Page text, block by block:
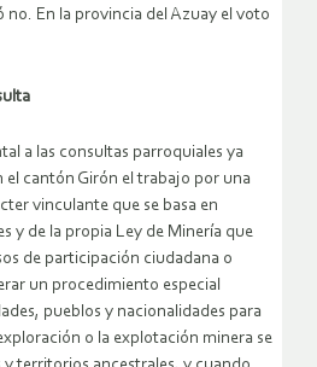
no. En la provincia del Azuay el voto
a las consultas parroquiales ya
el cantón Girón el trabajo por una
vinculante que se basa en
y de la propia Ley de Minería que
de participación ciudadana o
un procedimiento especial
pueblos y nacionalidades para
o la explotación minera se